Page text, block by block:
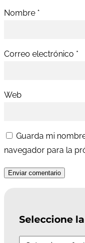
Nombre *
Correo electrónico *
Web
Guarda mi
navegador para la
Enviar comentario
Seleccione